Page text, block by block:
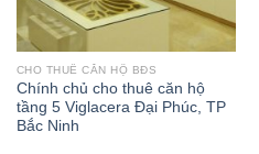
CHO THUÊ CĂN HỘ BĐS
Chính chủ cho thuê căn hộ
tầng 5 Viglacera Đại Phúc, TP
Bắc Ninh